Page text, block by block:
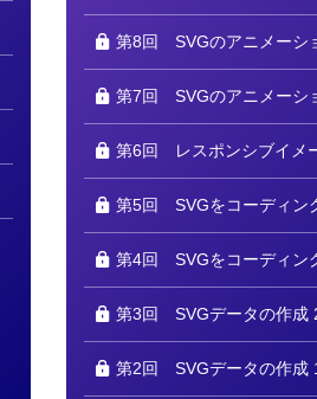
第8回 SVGのアニメーシ
第7回 SVGのアニメーシ
第6回 レスポンシブイメ
第5回 SVGをコーディン
第4回 SVGをコーディン
第3回 SVGデータの作成
第2回 SVGデータの作成